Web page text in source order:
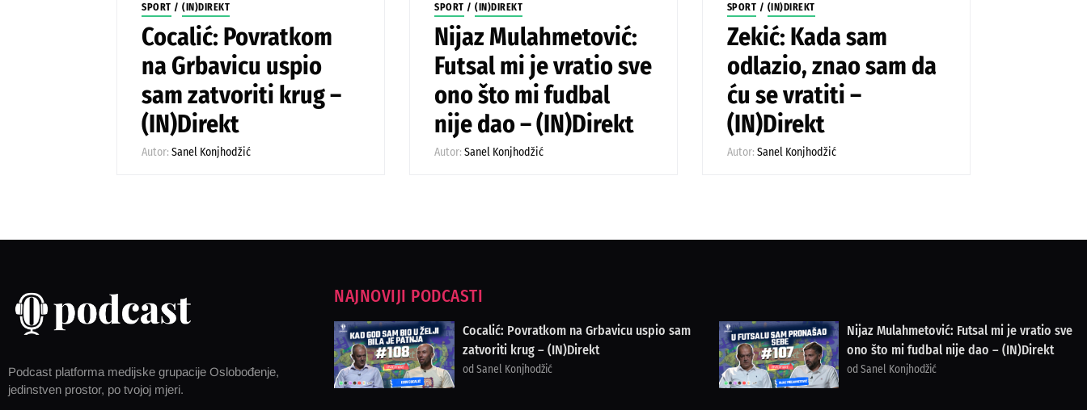
SPORT /(IN)DIREKT
Cocalić: Povratkom
na Grbavicu uspio
sam zatvoriti krug –
(IN)Direkt
Autor:Sanel Konjhodžić
SPORT /(IN)DIREKT
Nijaz Mulahmetović:
Futsal mi je vratio sve
ono što mi fudbal
nije dao – (IN)Direkt
Autor:Sanel Konjhodžić
SPORT / (IN)DIREKT
Zekić: Kada sam
odlazio, znao sam da
ću se vratiti –
(IN)Direkt
Autor: Sanel Konjhodžić
Podcast platforma medijske grupacije Oslobođenje,
jedinstven prostor, po tvojoj mjeri.
NAJNOVIJI PODCASTI
Cocalić: Povratkom na Grbavicu uspio sam
zatvoriti krug – (IN)Direkt
od Sanel Konjhodžić
Nijaz Mulahmetović: Futsal mi je vratio sve
ono što mi fudbal nije dao – (IN)Direkt
od Sanel Konjhodžić